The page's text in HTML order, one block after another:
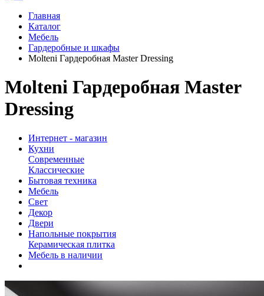
Главная
Каталог
Мебель
Гардеробные и шкафы
Molteni Гардеробная Master Dressing
Molteni Гардеробная Master
Dressing
Интернет - магазин
Кухни
Современные
Классические
Бытовая техника
Мебель
Свет
Декор
Двери
Напольные покрытия
Керамическая плитка
Мебель в наличии